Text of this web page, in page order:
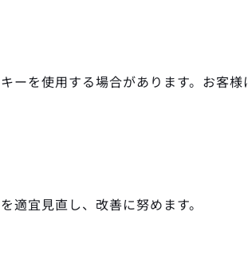
ーを使用する場合があります。お客
適宜見直し、改善に努めます。